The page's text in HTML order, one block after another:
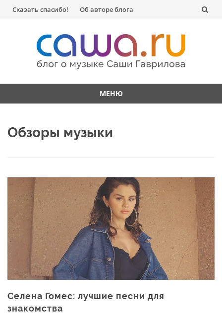
Перейти
содержанию
Сказать спасибо! Об авторе блога
МЕНЮ
содержанию
Обзоры музыки
Селена Гомес: лучшие песни для
знакомства